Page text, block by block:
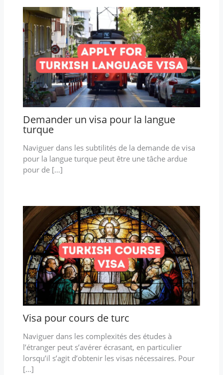
Demander un visa pour la langue
turque
Naviguer dans les subtilités de la demande de visa
pour la langue turque peut être une tâche ardue
pour de […]
Visa pour cours de turc
Naviguer dans les complexités des études à
l’étranger peut s’avérer écrasant, en particulier
lorsqu’il s’agit d’obtenir les visas nécessaires. Pour
[…]